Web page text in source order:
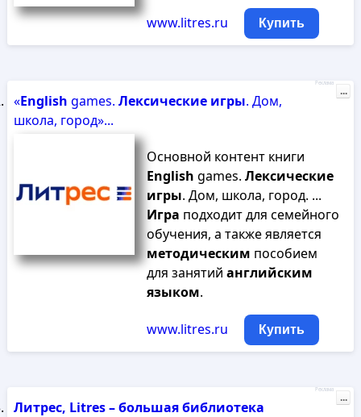
www.litres.ru Купить
«English games. Лексические игры. Дом,
школа, город»...
Основной контент книги
English games. Лексические
игры. Дом, школа, город. ...
Игра подходит для семейного
обучения, а также является
методическим пособием
для занятий английским
языком.
www.litres.ru Купить
Реклама
...
Литрес, Litres – большая библиотека
Реклама
...